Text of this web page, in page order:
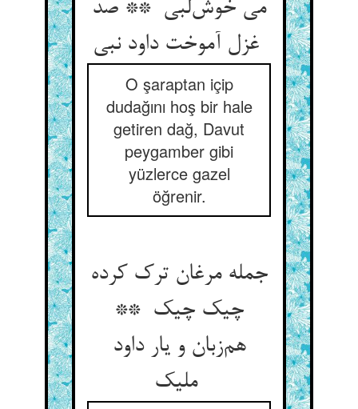
می خوش‌لبی ** صد
O şaraptan içip
dudağını hoş bir hale
getiren dağ, Davut
peygamber gibi
yüzlerce gazel
öğrenir.
جمله مرغان ترک کرده
چیک چیک **
هم‌زبان و یار داود
ملیک